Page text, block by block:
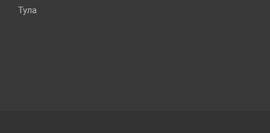
Тула